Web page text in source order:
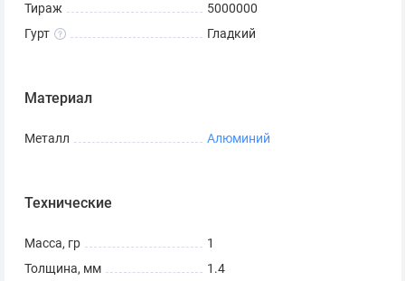
Тираж
5000000
Гурт
Гладкий
Материал
Металл Алюминий
Технические
Масса, гр
1
Толщина, мм
1.4